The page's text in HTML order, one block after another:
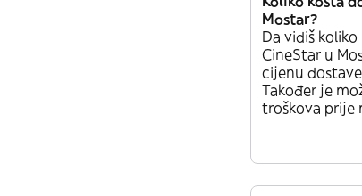
Mostar?
Da vidiš
CineStar u
cijenu
Također je
troškova prije